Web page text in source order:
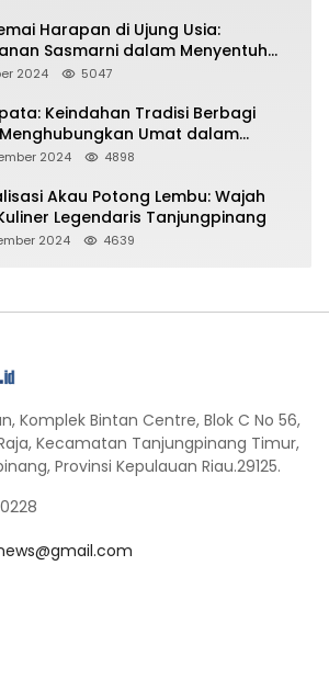
Harapan di Ujung Usia:
Sasmarni dalam Menyentuh
Jiwa
2024 5047
Keindahan Tradisi Berbagi
Umat dalam
dan Kebersamaan dalam
2024 4898
Akau Potong Lembu: Wajah
Legendaris Tanjungpinang
2024 4639
Komplek Bintan Centre, Blok C No 56,
Kecamatan Tanjungpinang Timur,
Provinsi Kepulauan Riau.29125.